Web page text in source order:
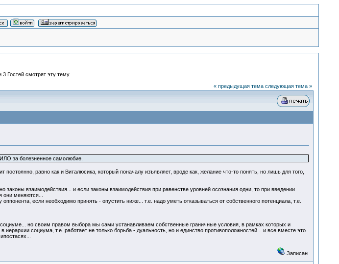
3 Гостей смотрят эту тему.
« предыдущая тема следующая тема »
за болезненное самолюбие.
равно как и Виталюсика, который поначалу изъявляет, вроде как, желание что-то понять, но лишь для того,
взаимодействия... и если законы взаимодействия при равенстве уровней осознания одни, то при введении
они меняются...
если необходимо принять - опустить ниже... т.е. надо уметь отказываться от собственного потенциала, т.е.
но своим правом выбора мы сами устанавливаем собственные граничные условия, в рамках которых и
социума, т.е. работает не только борьба - дуальность, но и единство противоположностей... и все вместе это
Записан